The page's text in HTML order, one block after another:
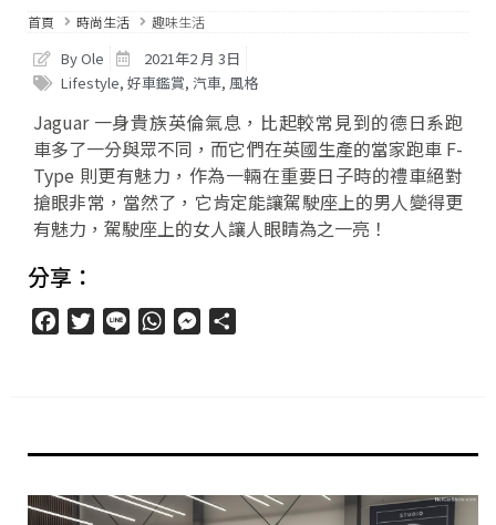
首頁 時尚生活 趣味生活
By Ole
2021年2 月 3日
Lifestyle, 好車鑑賞, 汽車, 風格
Jaguar 一身貴族英倫氣息，比起較常見到的德日系跑
車多了一分與眾不同，而它們在英國生產的當家跑車 F-
Type 則更有魅力，作為一輛在重要日子時的禮車絕對
搶眼非常，當然了，它肯定能讓駕駛座上的男人變得更
有魅力，駕駛座上的女人讓人眼睛為之一亮！
分享：
FacebookTwitter
Line WhatsAppMessenger